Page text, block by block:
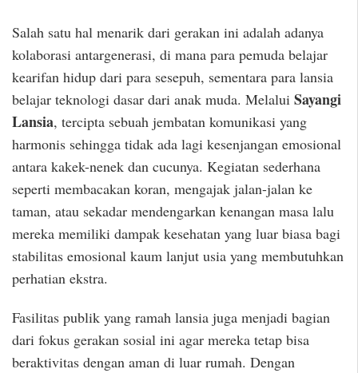
Salah satu hal menarik dari gerakan ini adalah adanya
kolaborasi antargenerasi, di mana para pemuda belajar
kearifan hidup dari para sesepuh, sementara para lansia
belajar teknologi dasar dari anak muda. Melalui Sayangi
Lansia, tercipta sebuah jembatan komunikasi yang
harmonis sehingga tidak ada lagi kesenjangan emosional
antara kakek-nenek dan cucunya. Kegiatan sederhana
seperti membacakan koran, mengajak jalan-jalan ke
taman, atau sekadar mendengarkan kenangan masa lalu
mereka memiliki dampak kesehatan yang luar biasa bagi
stabilitas emosional kaum lanjut usia yang membutuhkan
perhatian ekstra.
Fasilitas publik yang ramah lansia juga menjadi bagian
dari fokus gerakan sosial ini agar mereka tetap bisa
beraktivitas dengan aman di luar rumah. Dengan